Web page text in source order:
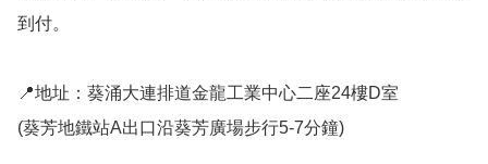
到付。
📍地址：葵涌大連排道金龍工業中心二座24樓D室
(葵芳地鐵站A出口沿葵芳廣場步行5-7分鐘)